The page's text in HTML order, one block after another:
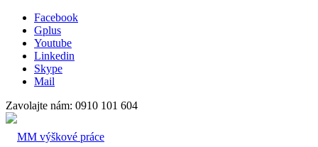
Facebook
Gplus
Youtube
Linkedin
Skype
Mail
Zavolajte nám: 0910 101 604